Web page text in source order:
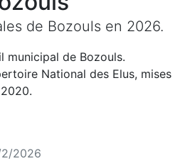
de Bozouls en 2026.
municipal de Bozouls.
National des Elus, mises
2/2026